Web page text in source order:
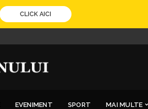
CLICK AICI
EVENIMENT SPORT MAI MULTE